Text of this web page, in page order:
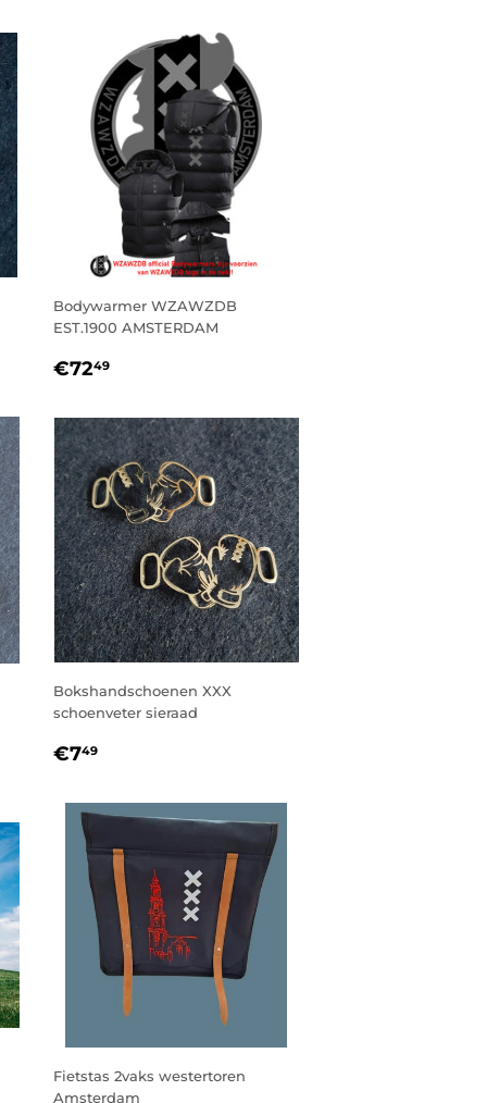
Bodywarmer WZAWZDB
EST.1900 AMSTERDAM
NORMALE
€7249€72,49
Bokshandschoenen XXX
schoenveter sieraad
NORMALE
€749€7,49
Fietstas 2vaks westertoren
Amsterdam